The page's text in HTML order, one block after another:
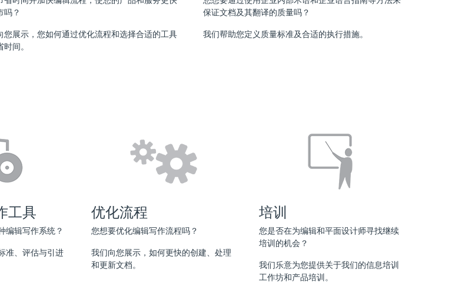
吗？
您展示，您如何通过优化流程和选择合适的工具
时间。
保证文档及其翻译的质量吗？
我们帮助您定义质量标准及合适的执行措施。
工具
编辑写作系统？
准、评估与引进
优化流程
您想要优化编辑写作流程吗？
我们向您展示，如何更快的创建、处理
和更新文档。
培训
您是否在为编辑和平面设计师寻找继续
培训的机会？
我们乐意为您提供关于我们的信息培训
工作坊和产品培训。